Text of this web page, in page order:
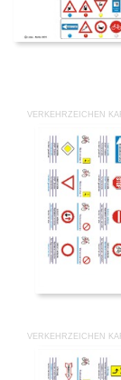
VERKEHRZEICHEN
VERKEHRZEICHEN